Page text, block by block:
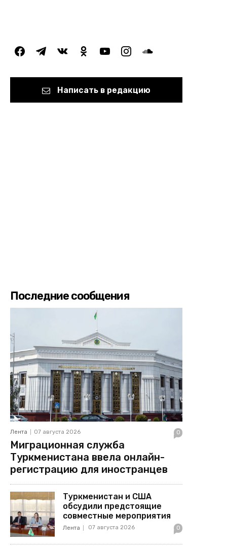
facebooktelegramvkontakteodnoklassniki
youtubeinstagramsoundcloud
Написать в редакцию
Последние сообщения
Лента 07 августа 2026 0
Миграционная служба
Туркменистана ввела онлайн-
регистрацию для иностранцев
Туркменистан и США
обсудили предстоящие
совместные мероприятия
Лента 07 августа 2026 0